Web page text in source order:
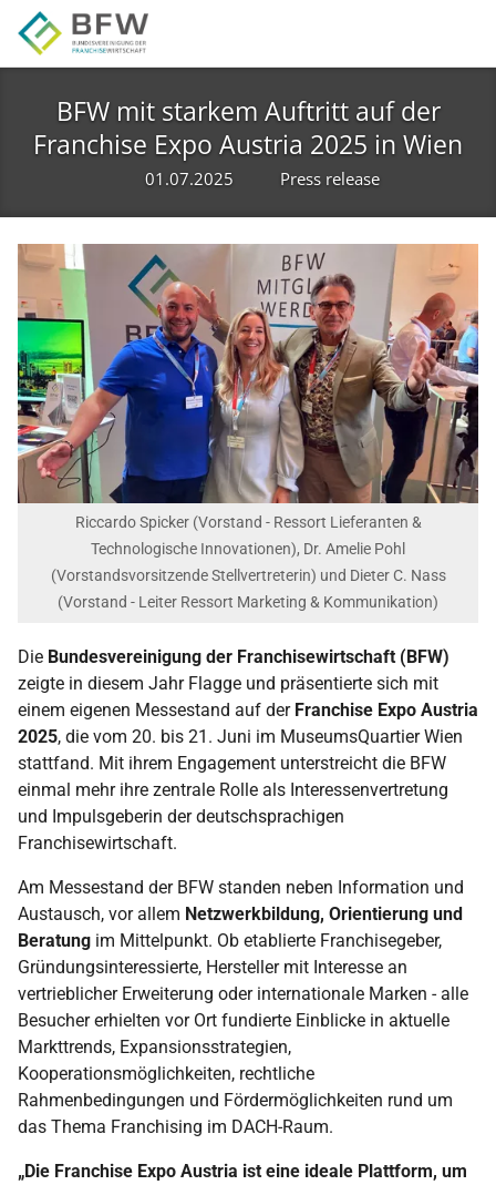
Skip to main navigation
Skip to main content
Skip to page footer
BFW mit starkem Auftritt auf der
Franchise Expo Austria 2025 in Wien
01.07.2025 Press release
Riccardo Spicker (Vorstand - Ressort Lieferanten &
Technologische Innovationen), Dr. Amelie Pohl
(Vorstandsvorsitzende Stellvertreterin) und Dieter C. Nass
(Vorstand - Leiter Ressort Marketing & Kommunikation)
Die Bundesvereinigung der Franchisewirtschaft (BFW)
zeigte in diesem Jahr Flagge und präsentierte sich mit
einem eigenen Messestand auf der Franchise Expo Austria
2025, die vom 20. bis 21. Juni im MuseumsQuartier Wien
stattfand. Mit ihrem Engagement unterstreicht die BFW
einmal mehr ihre zentrale Rolle als Interessenvertretung
und Impulsgeberin der deutschsprachigen
Franchisewirtschaft.
Am Messestand der BFW standen neben Information und
Austausch, vor allem Netzwerkbildung, Orientierung und
Beratung im Mittelpunkt. Ob etablierte Franchisegeber,
Gründungsinteressierte, Hersteller mit Interesse an
vertrieblicher Erweiterung oder internationale Marken - alle
Besucher erhielten vor Ort fundierte Einblicke in aktuelle
Markttrends, Expansionsstrategien,
Kooperationsmöglichkeiten, rechtliche
Rahmenbedingungen und Fördermöglichkeiten rund um
das Thema Franchising im DACH-Raum.
„Die Franchise Expo Austria ist eine ideale Plattform, um